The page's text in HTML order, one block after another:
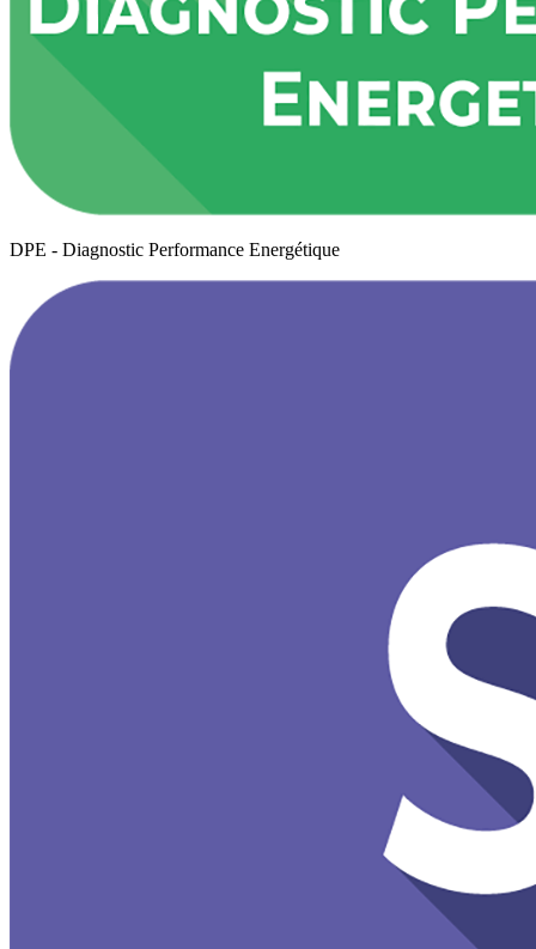
DPE - Diagnostic Performance Energétique